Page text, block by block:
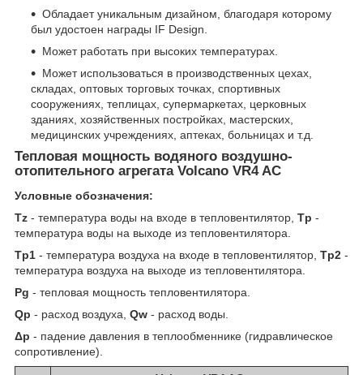
Обладает уникальным дизайном, благодаря которому
был удостоен награды IF Design.
Может работать при высоких температурах.
Может использоваться в производственных цехах,
складах, оптовых торговых точках, спортивных
сооружениях, теплицах, супермаркетах, церковных
зданиях, хозяйственных постройках, мастерских,
медицинских учреждениях, аптеках, больницах и т.д.
Тепловая мощность водяного воздушно-
отопительного агрегата Volcano VR4 AC
Условные обозначения:
Tz - температура воды на входе в тепловентилятор, Tp -
температура воды на выходе из тепловентилятора.
Tp1 - температура воздуха на входе в тепловентилятор, Tp2 -
температура воздуха на выходе из тепловентилятора.
Pg - тепловая мощность тепловентилятора.
Qp - расход воздуха, Qw - расход воды.
Δp - падение давления в теплообменнике (гидравлическое
сопротивление).